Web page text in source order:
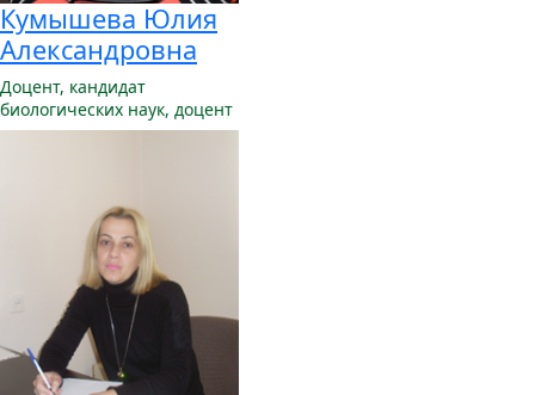
Кумышева Юлия
Александровна
Доцент, кандидат
биологических наук, доцент